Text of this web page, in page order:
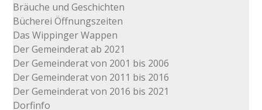
Bräuche und Geschichten
Bücherei Öffnungszeiten
Das Wippinger Wappen
Der Gemeinderat ab 2021
Der Gemeinderat von 2001 bis 2006
Der Gemeinderat von 2011 bis 2016
Der Gemeinderat von 2016 bis 2021
Dorfinfo